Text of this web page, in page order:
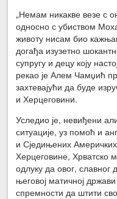
„Немам никакве везе с
односно с убиством
животу нисам био
догађа изузетно
супругу и децу коју
рекао је Алем Чамџић
захтевајући да буде
и Херцеговини.
Уследио је, невиђени
ситуације, уз помоћ и
и Сједињених
Херцеговине, Хрватско
одлуку да овог,
његовој матичној
спремности да штити